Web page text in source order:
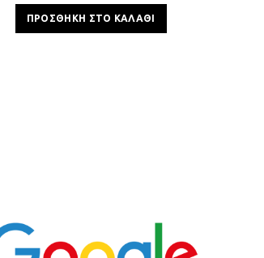
ΠΡΟΣΘΉΚΗ ΣΤΟ ΚΑΛΆΘΙ